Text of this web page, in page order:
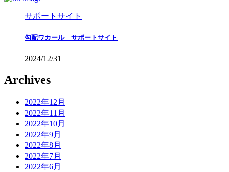
サポートサイト
勾配ワカール サポートサイト
2024/12/31
Archives
2022年12月
2022年11月
2022年10月
2022年9月
2022年8月
2022年7月
2022年6月